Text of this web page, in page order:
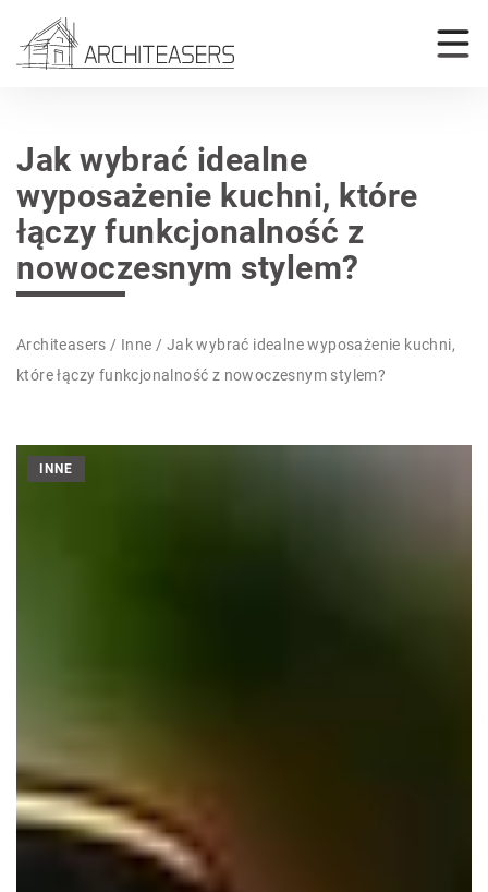
Jak wybrać idealne
wyposażenie kuchni, które
łączy funkcjonalność z
nowoczesnym stylem?
Architeasers / Inne / Jak wybrać idealne wyposażenie kuchni,
które łączy funkcjonalność z nowoczesnym stylem?
INNE